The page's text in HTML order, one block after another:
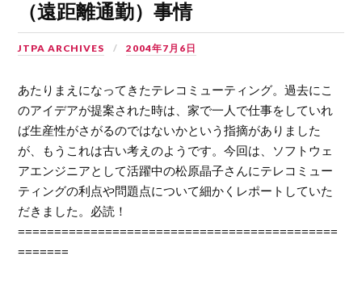
（遠距離通勤）事情
JTPA ARCHIVES 2004年7月6日
あたりまえになってきたテレコミューティング。過去にこ
のアイデアが提案された時は、家で一人で仕事をしていれ
ば生産性がさがるのではないかという指摘がありました
が、もうこれは古い考えのようです。今回は、ソフトウェ
アエンジニアとして活躍中の松原晶子さんにテレコミュー
ティングの利点や問題点について細かくレポートしていた
だきました。必読！
============================================
=======